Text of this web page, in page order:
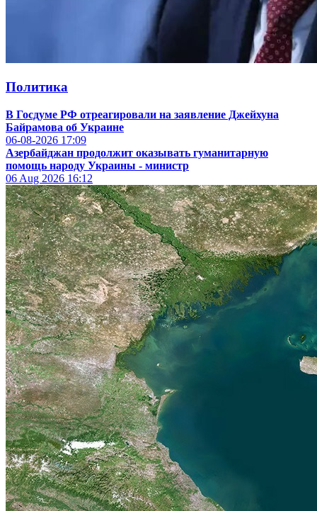
Политика
В Госдуме РФ отреагировали на заявление Джейхуна
Байрамова об Украине
06-08-2026 17:09
Азербайджан продолжит оказывать гуманитарную
помощь народу Украины - министр
06 Aug 2026 16:12